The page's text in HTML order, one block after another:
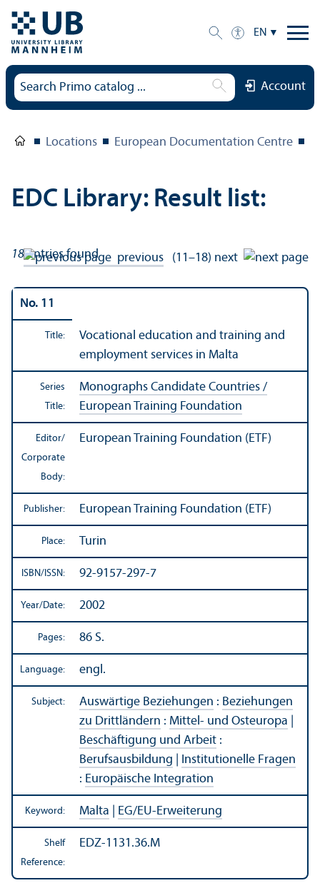
EN
Account
Locations European Documentation Centre
EDC Library: Result list:
18entries found previous (11–18) next
No. 11
Title:
Vocational education and training and
employment services in Malta
Series
Title:
Monographs Candidate Countries /
European Training Foundation
Editor/
Corporate
Body:
European Training Foundation (ETF)
Publisher: European Training Foundation (ETF)
Place: Turin
ISBN/ISSN: 92-9157-297-7
Year/Date: 2002
Pages: 86 S.
Language: engl.
Subject: Auswärtige Beziehungen : Beziehungen
zu Drittländern : Mittel- und Osteuropa
Beschäftigung und Arbeit :
Berufsausbildung
Institutionelle Fragen
: Europäische Integration
Keyword: Malta EG/EU-Erweiterung
Shelf
Reference:
EDZ-1131.36.M